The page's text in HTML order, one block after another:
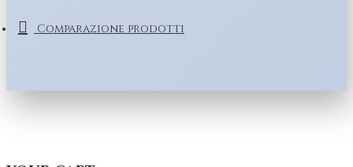
Comparazione prodotti